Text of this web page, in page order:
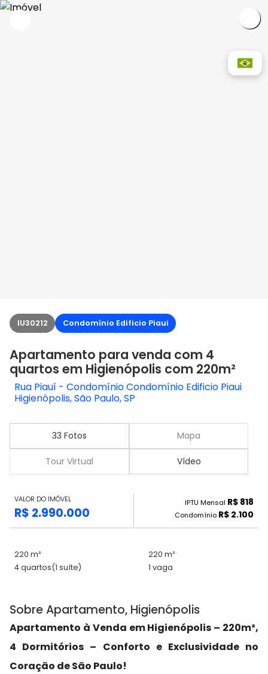
IU30212 Condomínio Edificio Piaui
Apartamento para venda com 4
quartos em Higienópolis com 220m²
Rua Piauí - Condomínio Condomínio Edificio Piaui
Higienópolis, São Paulo, SP
33 Fotos Mapa
Tour Virtual Vídeo
VALOR DO IMÓVEL
R$ 2.990.000
IPTU Mensal R$ 818
Condomínio R$ 2.100
220 m²
220 m²
4 quartos(1 suíte) 1 vaga
Sobre Apartamento, Higienópolis
Apartamento à Venda em Higienópolis – 220m²,
4 Dormitórios – Conforto e Exclusividade no
Coração de São Paulo!